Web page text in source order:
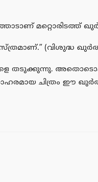
മറ്റൊരിടത്ത്
(വിശുദ്ധ
തടുക്കുന്നു.
ചിത്രം